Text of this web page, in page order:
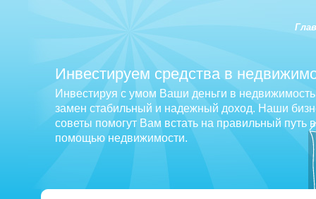
Инвестируем средства в
Инвестируя с умом Ваши деньги в
замен стабильный и надежный доход. Наши
советы помогут Вам встать на правильный путь
помощью недвижимости.